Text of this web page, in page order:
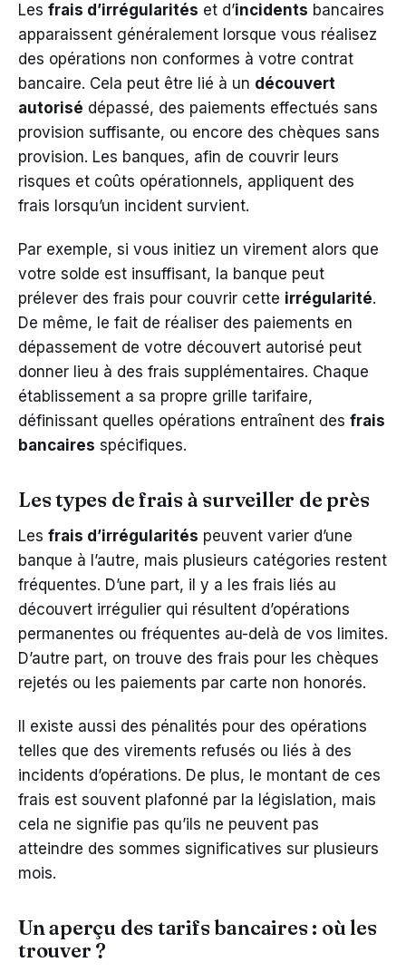
Les frais d’irrégularités et d’incidents bancaires
apparaissent généralement lorsque vous réalisez
des opérations non conformes à votre contrat
bancaire. Cela peut être lié à un découvert
autorisé dépassé, des paiements effectués sans
provision suffisante, ou encore des chèques sans
provision. Les banques, afin de couvrir leurs
risques et coûts opérationnels, appliquent des
frais lorsqu’un incident survient.
Par exemple, si vous initiez un virement alors que
votre solde est insuffisant, la banque peut
prélever des frais pour couvrir cette irrégularité.
De même, le fait de réaliser des paiements en
dépassement de votre découvert autorisé peut
donner lieu à des frais supplémentaires. Chaque
établissement a sa propre grille tarifaire,
définissant quelles opérations entraînent des frais
bancaires spécifiques.
Les types de frais à surveiller de près
Les frais d’irrégularités peuvent varier d’une
banque à l’autre, mais plusieurs catégories restent
fréquentes. D’une part, il y a les frais liés au
découvert irrégulier qui résultent d’opérations
permanentes ou fréquentes au-delà de vos limites.
D’autre part, on trouve des frais pour les chèques
rejetés ou les paiements par carte non honorés.
Il existe aussi des pénalités pour des opérations
telles que des virements refusés ou liés à des
incidents d’opérations. De plus, le montant de ces
frais est souvent plafonné par la législation, mais
cela ne signifie pas qu’ils ne peuvent pas
atteindre des sommes significatives sur plusieurs
mois.
Un aperçu des tarifs bancaires : où les
trouver ?